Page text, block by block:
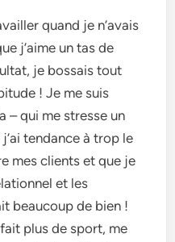
quand je n’avais
j’aime un tas de
je bossais tout
! Je me suis
– qui me stresse un
tendance à trop le
mes clients et que je
et les
beaucoup de bien !
plus de sport, me